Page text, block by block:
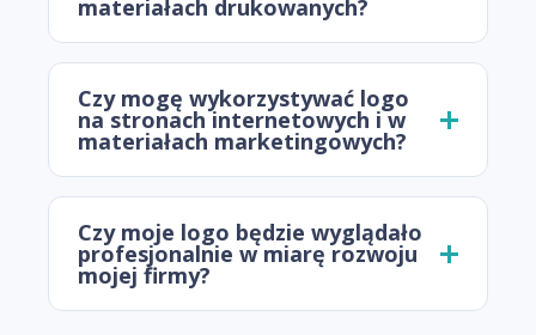
materiałach drukowanych?
Czy mogę wykorzystywać logo
na stronach internetowych i w
materiałach marketingowych?
Czy moje logo będzie wyglądało
profesjonalnie w miarę rozwoju
mojej firmy?